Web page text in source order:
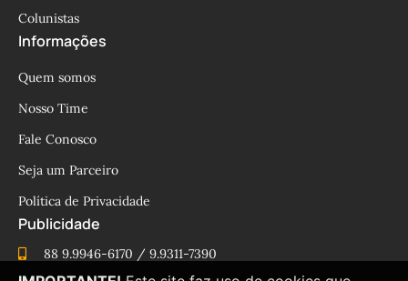
Colunistas
Informações
Quem somos
Nosso Time
Fale Conosco
Seja um Parceiro
Política de Privacidade
Publicidade
88 9.9946-6170 / 9.9311-7390